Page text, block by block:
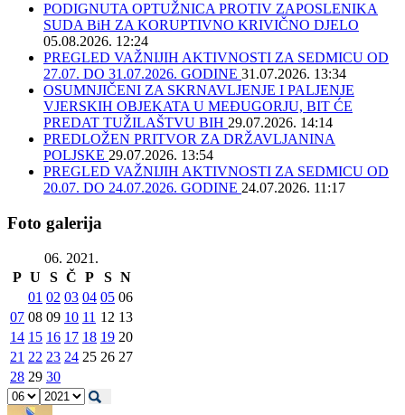
PODIGNUTA OPTUŽNICA PROTIV ZAPOSLENIKA
SUDA BiH ZA KORUPTIVNO KRIVIČNO DJELO
05.08.2026. 12:24
PREGLED VAŽNIJIH AKTIVNOSTI ZA SEDMICU OD
27.07. DO 31.07.2026. GODINE 31.07.2026. 13:34
OSUMNJIČENI ZA SKRNAVLJENJE I PALJENJE
VJERSKIH OBJEKATA U MEĐUGORJU, BIT ĆE
PREDAT TUŽILAŠTVU BIH 29.07.2026. 14:14
PREDLOŽEN PRITVOR ZA DRŽAVLJANINA
POLJSKE 29.07.2026. 13:54
PREGLED VAŽNIJIH AKTIVNOSTI ZA SEDMICU OD
20.07. DO 24.07.2026. GODINE 24.07.2026. 11:17
Foto galerija
06. 2021.
P U S Č P S N
01 02 03 04 05 06
07 08 09 10 11 12 13
14 15 16 17 18 19 20
21 22 23 24 25 26 27
28 29 30